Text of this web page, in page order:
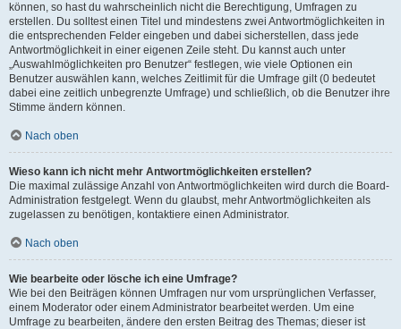
können, so hast du wahrscheinlich nicht die Berechtigung, Umfragen zu
erstellen. Du solltest einen Titel und mindestens zwei Antwortmöglichkeiten in
die entsprechenden Felder eingeben und dabei sicherstellen, dass jede
Antwortmöglichkeit in einer eigenen Zeile steht. Du kannst auch unter
„Auswahlmöglichkeiten pro Benutzer“ festlegen, wie viele Optionen ein
Benutzer auswählen kann, welches Zeitlimit für die Umfrage gilt (0 bedeutet
dabei eine zeitlich unbegrenzte Umfrage) und schließlich, ob die Benutzer ihre
Stimme ändern können.
Nach oben
Wieso kann ich nicht mehr Antwortmöglichkeiten erstellen?
Die maximal zulässige Anzahl von Antwortmöglichkeiten wird durch die Board-
Administration festgelegt. Wenn du glaubst, mehr Antwortmöglichkeiten als
zugelassen zu benötigen, kontaktiere einen Administrator.
Nach oben
Wie bearbeite oder lösche ich eine Umfrage?
Wie bei den Beiträgen können Umfragen nur vom ursprünglichen Verfasser,
einem Moderator oder einem Administrator bearbeitet werden. Um eine
Umfrage zu bearbeiten, ändere den ersten Beitrag des Themas; dieser ist